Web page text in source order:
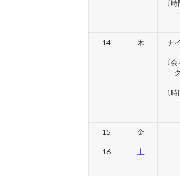
〔
14 木 ナ
〔
〔
15 金
16 土